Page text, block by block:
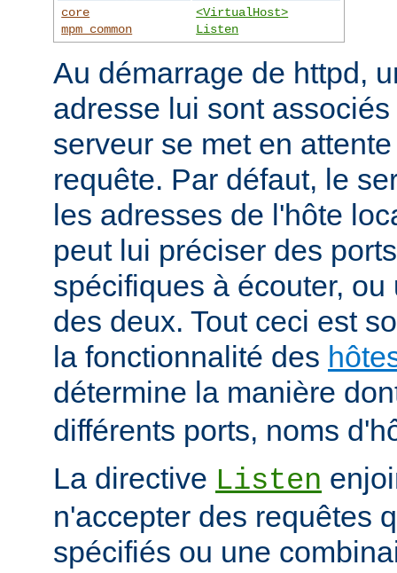
core
mpm_common
<VirtualHost>
Listen
Au démarrage de httpd,
adresse lui sont
serveur se met en
requête. Par défaut, le
les adresses de l'hôte
peut lui préciser des
spécifiques à écouter,
des deux. Tout ceci est
la fonctionnalité des
détermine la manière
différents ports, noms
La directive Listen
n'accepter des requêtes
spécifiés ou une